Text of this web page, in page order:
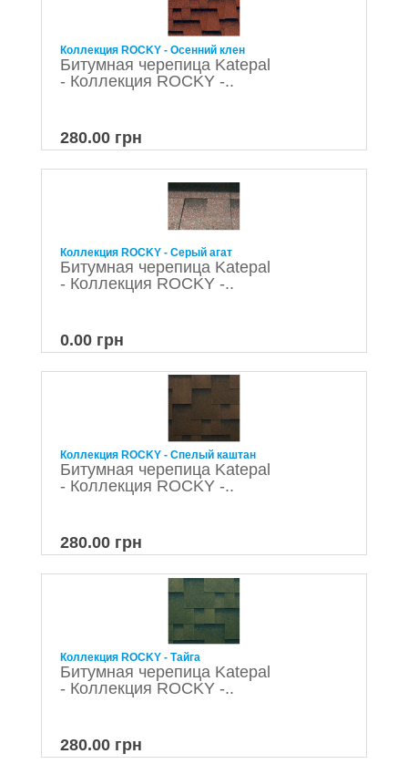
Коллекция ROCKY - Осенний клен
Битумная черепица Katepal
- Коллекция ROCKY -..
280.00 грн
Коллекция ROCKY - Серый агат
Битумная черепица Katepal
- Коллекция ROCKY -..
0.00 грн
Коллекция ROCKY - Спелый каштан
Битумная черепица Katepal
- Коллекция ROCKY -..
280.00 грн
Коллекция ROCKY - Тайга
Битумная черепица Katepal
- Коллекция ROCKY -..
280.00 грн